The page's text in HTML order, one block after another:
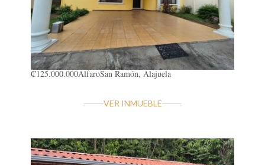
₡125.000.000AlfaroSan Ramón, Alajuela
VER INMUEBLE